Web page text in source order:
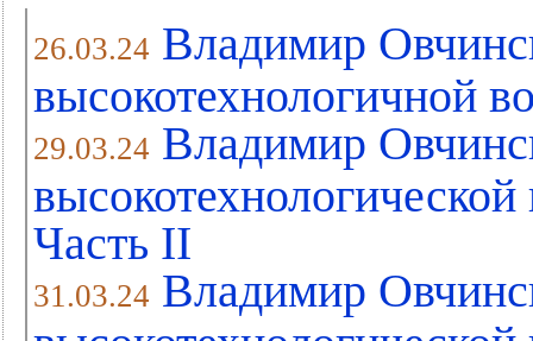
26.03.24 Владимир
высокотехнологичной
29.03.24 Владимир
Часть II
31.03.24 Владимир